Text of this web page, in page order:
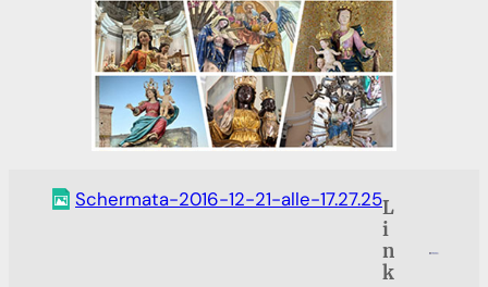
Schermata-2016-12-21-alle-17.27.25L
i
n
k